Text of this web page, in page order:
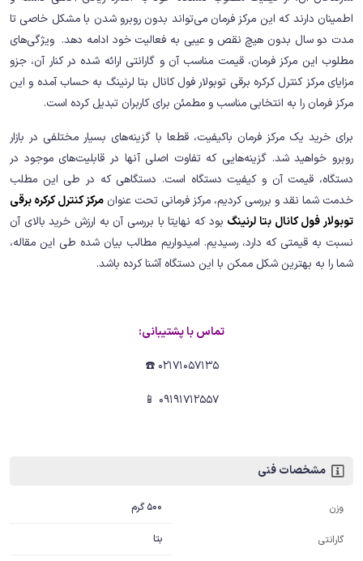
اطمینان دارند که این مرکز فرمان می‌تواند بدون روبرو شدن با مشکل خاصی تا
مدت دو سال بدون هیچ نقص و عیبی به فعالیت خود ادامه دهد. ویژگی‌های
مطلوب این مرکز فرمان، قیمت مناسب آن و گارانتی ارائه شده در کنار آن، جزو
مزایای مرکز کنترل کرکره برقی توبولار فول کانال بتا لرنینگ به حساب آمده و این
مرکز فرمان را به انتخابی مناسب و مطمئن برای کاربران تبدیل کرده است.
برای خرید یک مرکز فرمان باکیفیت، قطعا با گزینه‌های بسیار مختلفی در بازار
روبرو خواهید شد. گزینه‌هایی که تفاوت اصلی آنها در قابلیت‌های موجود در
دستگاه، قیمت آن و کیفیت دستگاه است. دستگاهی که در طی این مطلب
خدمت شما نقد و بررسی کردیم، مرکز فرمانی تحت عنوان مرکز کنترل کرکره برقی
توبولار فول کانال بتا لرنینگ بود که نهایتا با بررسی آن به ارزش خرید بالای آن
نسبت به قیمتی که دارد، رسیدیم. امیدواریم مطالب بیان شده طی این مقاله،
شما را به بهترین شکل ممکن با این دستگاه آشنا کرده باشد.
تماس با پشتیبانی:
02171057135 ☎️
09191712557 📱
مشخصات فنی
وزن 500 گرم
گارانتی بتا